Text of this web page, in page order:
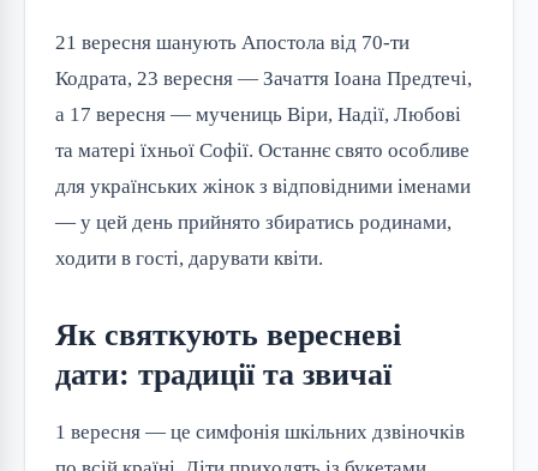
21 вересня шанують Апостола від 70-ти
Кодрата, 23 вересня — Зачаття Іоана Предтечі,
а 17 вересня — мучениць Віри, Надії, Любові
та матері їхньої Софії. Останнє свято особливе
для українських жінок з відповідними іменами
— у цей день прийнято збиратись родинами,
ходити в гості, дарувати квіти.
Як святкують вересневі
дати: традиції та звичаї
1 вересня — це симфонія шкільних дзвіночків